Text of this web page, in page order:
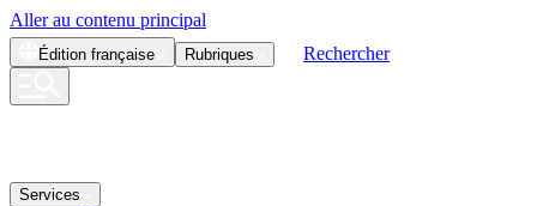
Aller au contenu principal
Édition française Rubriques Rechercher
Services